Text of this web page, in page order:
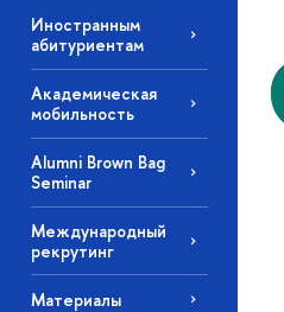
Иностранным
абитуриентам
Академическая
мобильность
Alumni Brown Bag
Seminar
Международный
рекрутинг
Материалы